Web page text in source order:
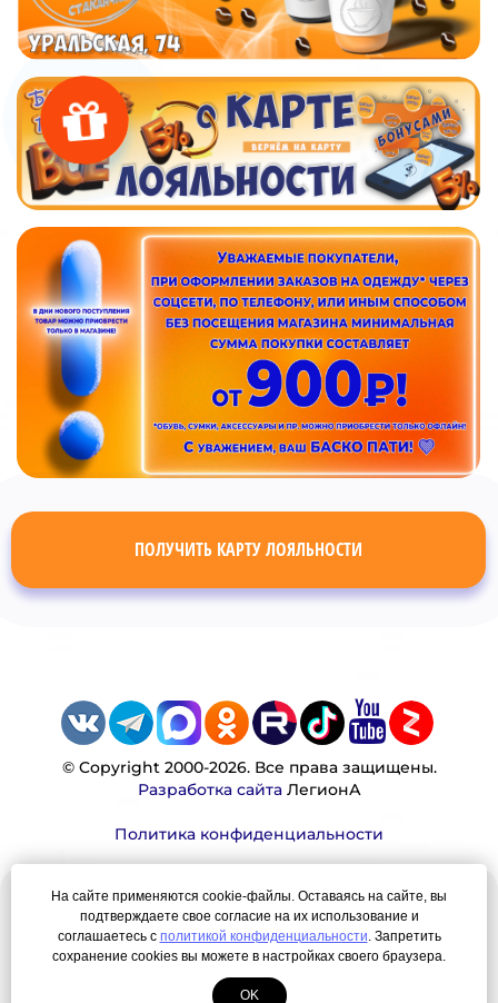
ПОЛУЧИТЬ КАРТУ ЛОЯЛЬНОСТИ
© Copyright 2000-2026. Все права защищены.
Разработка сайтаЛегионА
Политика конфиденциальности
Наша миссия:
Мы — честно, много, давно продаем вещи,
которые Вы ищете. Для нас главная ценность —
На сайте применяются cookie-файлы. Оставаясь на сайте, вы
подтверждаете свое согласие на их использование и
соглашаетесь с политикой конфиденциальности. Запретить
сохранение cookies вы можете в настройках своего браузера.
OK